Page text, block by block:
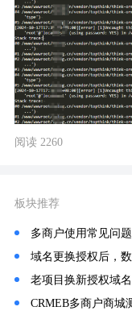
阅读 2260
板块推荐
多商户使用常见问题
域名更换授权后，
老项目换新授权域
CRMEB多商户商城